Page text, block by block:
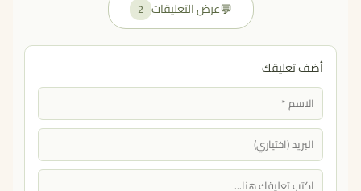
💬عرض التعليقات 2
أضف تعليقك